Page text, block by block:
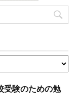
程とは1.1 予習で
しさを取り戻す
す3 最後に 平均
受験のための勉